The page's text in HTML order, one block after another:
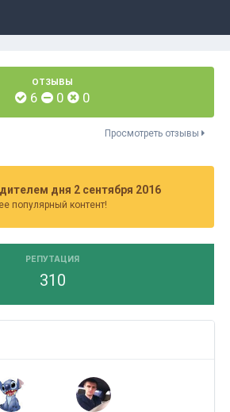
ОТЗЫВЫ
6 0 0
Просмотреть отзывы
дня 2 сентября 2016
популярный контент!
РЕПУТАЦИЯ
310